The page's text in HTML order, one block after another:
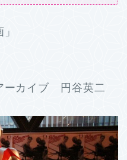
ーカイブ 円谷英二